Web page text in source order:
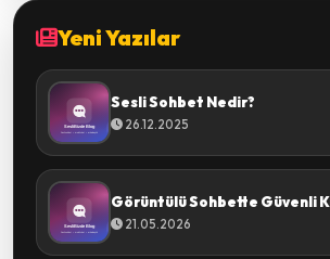
Yeni Yazılar
Sesli Sohbet Nedir?
26.12.2025
Görüntülü Sohbette Güvenli
21.05.2026